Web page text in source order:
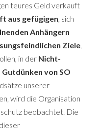
teures Geld verkauft
aus gefügigen, sich
Anhängern
Ziele,
in der Nicht-
von SO
unserer
wird die Organisation
beobachtet. Die